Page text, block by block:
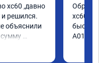
xc60 ,давно
и решился.
объяснили
время 2.5
xc60
быстро